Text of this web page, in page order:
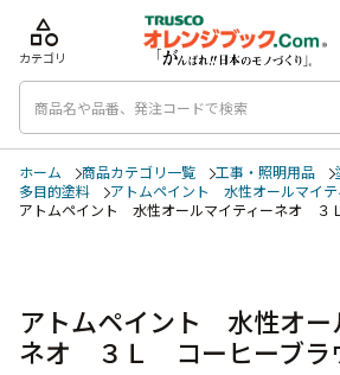
category
カテゴリ
ホーム 商品カテゴリ一覧 工事・照明用品
多目的塗料
アトムペイント 水性オールマイ
アトムペイント 水性オールマイティーネオ
アトムペイント 水性オー
ネオ ３Ｌ コーヒーブラ